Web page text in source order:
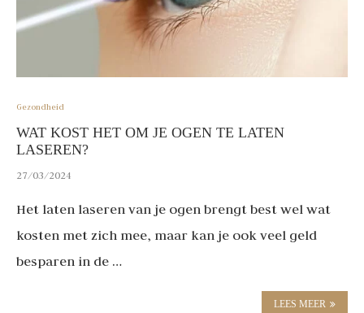
Gezondheid
WAT KOST HET OM JE OGEN TE LATEN
LASEREN?
27/03/2024
Het laten laseren van je ogen brengt best wel wat
kosten met zich mee, maar kan je ook veel geld
besparen in de …
LEES MEER